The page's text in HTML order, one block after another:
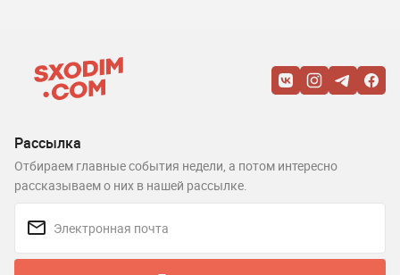
Рассылка
Отбираем главные события недели, а потом интересно
рассказываем о них в нашей рассылке.